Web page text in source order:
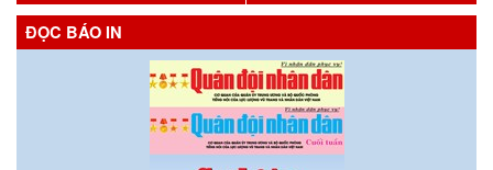
ĐỌC BÁO IN